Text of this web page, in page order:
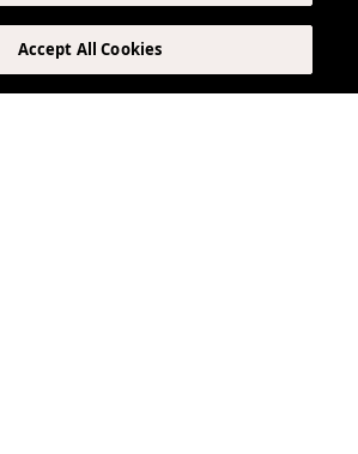
Accept All Cookies